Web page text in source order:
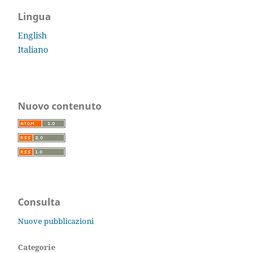
Lingua
English
Italiano
Nuovo contenuto
Consulta
Nuove pubblicazioni
Categorie